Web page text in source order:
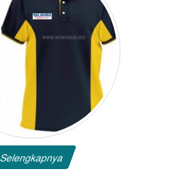
Selengkapnya